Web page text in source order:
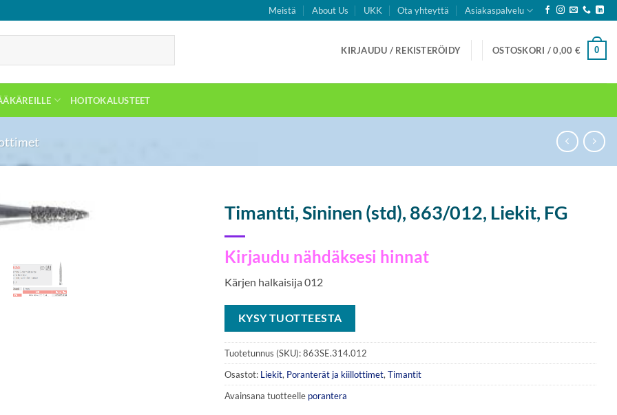
Meistä About Us UKK Ota yhteyttä Asiakaspalvelu
KIRJAUDU / REKISTERÖIDY OSTOSKORI /0,00 € 0
HOITOKALUSTEET
Timantti, Sininen (std), 863/012, Liekit, FG
Kirjaudu nähdäksesi hinnat
Kärjen halkaisija 012
KYSY TUOTTEESTA
Tuotetunnus (SKU):863SE.314.012
Osastot: Liekit, Poranterät ja kiillottimet,Timantit
Avainsana tuotteelle porantera